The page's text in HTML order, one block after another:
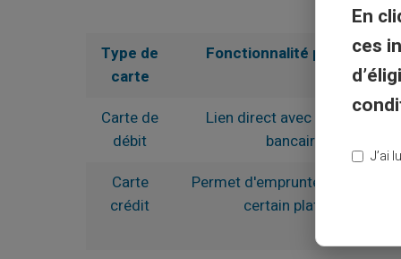
Type de
carte
Fonctionnalité principale
Carte de
débit
Lien direct avec le compte
bancaire
Carte
crédit
Permet d'emprunter jusqu'à un
certain plafond
En
ces
J’ai